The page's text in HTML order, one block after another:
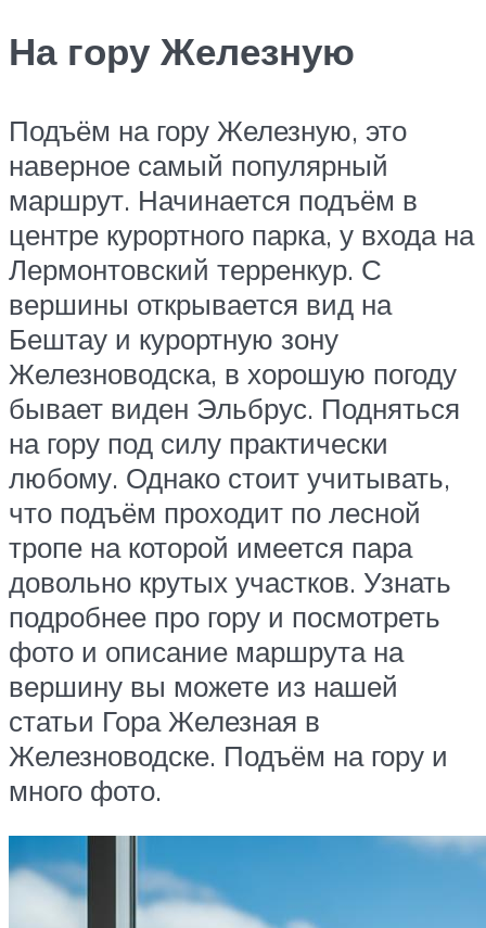
На гору Железную
Подъём на гору Железную, это
наверное самый популярный
маршрут. Начинается подъём в
центре курортного парка, у входа на
Лермонтовский терренкур. С
вершины открывается вид на
Бештау и курортную зону
Железноводска, в хорошую погоду
бывает виден Эльбрус. Подняться
на гору под силу практически
любому. Однако стоит учитывать,
что подъём проходит по лесной
тропе на которой имеется пара
довольно крутых участков. Узнать
подробнее про гору и посмотреть
фото и описание маршрута на
вершину вы можете из нашей
статьи Гора Железная в
Железноводске. Подъём на гору и
много фото.